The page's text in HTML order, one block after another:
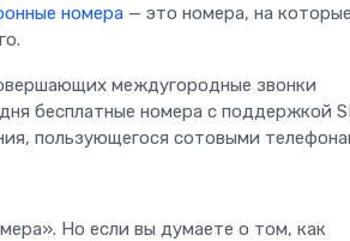
номера — это номера, на
междугородные звонки
бесплатные номера с поддержкой
пользующегося сотовыми
Но если вы думаете о том, как